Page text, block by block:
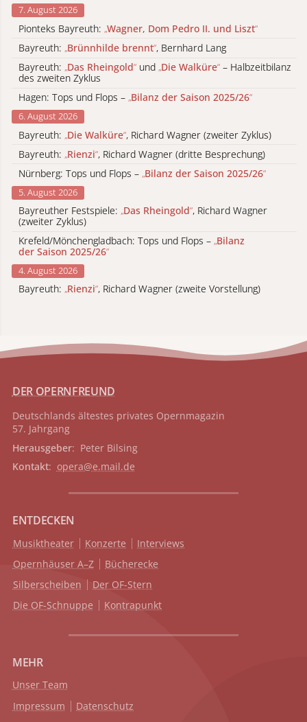
7. August 2026
Pionteks Bayreuth: „Wagner, Dom Pedro II. und Liszt“
Bayreuth: „Brünnhilde brennt“, Bernhard Lang
Bayreuth: „Das Rheingold“ und „Die Walküre“ – Halbzeitbilanz
des zweiten Zyklus
Hagen: Tops und Flops – „Bilanz der Saison 2025/26“
6. August 2026
Bayreuth: „Die Walküre“, Richard Wagner (zweiter Zyklus)
Bayreuth: „Rienzi“, Richard Wagner (dritte Besprechung)
Nürnberg: Tops und Flops – „Bilanz der Saison 2025/26“
5. August 2026
Bayreuther Festspiele: „Das Rheingold“, Richard Wagner
(zweiter Zyklus)
Krefeld/Mönchengladbach: Tops und Flops – „Bilanz
der Saison 2025/26“
4. August 2026
Bayreuth: „Rienzi“, Richard Wagner (zweite Vorstellung)
DER OPERNFREUND
Deutschlands ältestes privates Opernmagazin
57. Jahrgang
Herausgeber: Peter Bilsing
Kontakt: opera@e.mail.de
ENTDECKEN
Musiktheater Konzerte
Interviews
Opernhäuser A–Z
Bücherecke
Silberscheiben
Der OF-Stern
Die OF-Schnuppe
Kontrapunkt
MEHR
Unser Team
Impressum
Datenschutz